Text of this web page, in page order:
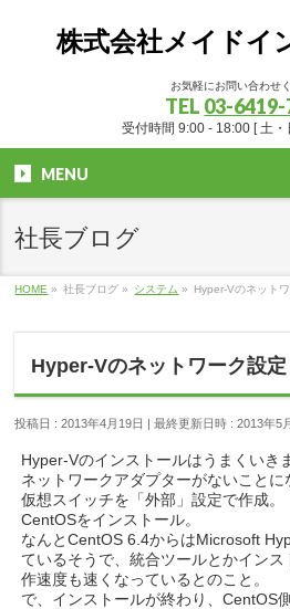
株式会社メイドイ
お気軽にお問い合わせ
TEL 03-
受付時間 9:00 - 18:00 [ 土・
MENU
社長ブログ
HOME » 社長ブログ » システム » Hyper-Vのネット
Hyper-Vのネットワーク設定
投稿日 : 2013年4月19日 最終更新日時 : 2013年5
Hyper-Vのインストールはうまくいき
ネットワークアダプターがないことに
仮想スイッチを「外部」設定で作成。
CentOSをインストール。
なんとCentOS 6.4からはMicrosoft
ているそうで、統合ツールとかイン
作速度も速くなっているとのこと。
で、インストールが終わり、CentOS